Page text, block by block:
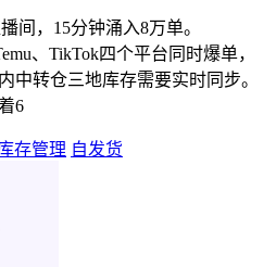
间，15分钟涌入8万单。
、TikTok四个平台同时爆单，
中转仓三地库存需要实时同步。
6
存管理 自发货